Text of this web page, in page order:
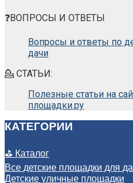
❓ВОПРОСЫ И ОТВЕТЫ
Вопросы и ответы по
дачи
💁 СТАТЬИ:
Полезные статьи на
площадки.ру
КАТЕГОРИИ
⛳ Каталог
Все детские площадки для
Детские уличные площадки